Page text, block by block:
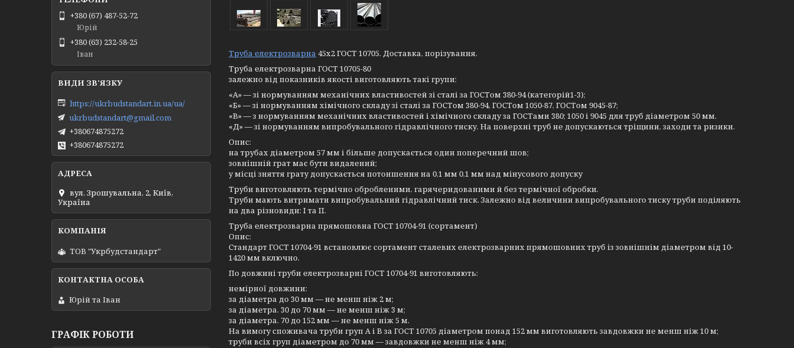
Труба електрозварна 45х2 ГОСТ 10705. Доставка, порізування.
Труба електрозварна ГОСТ 10705-80
залежно від показників якості виготовляють такі групи:
«А» — зі нормуванням механічних властивостей зі сталі за ГОСТом 380-94 (категорій1-3);
«Б» — зі нормуванням хімічного складу зі сталі за ГОСТом 380-94, ГОСТом 1050-87, ГОСТом 9045-87;
«В» — з нормуванням механічних властивостей і хімічного складу за ГОСТами 380; 1050 і 9045 для труб діаметром 50 мм.
«Д» — зі нормуванням випробувального гідравлічного тиску. На поверхні труб не допускаються тріщини, заходи та ризики.
Опис:
на трубах діаметром 57 мм і більше допускається один поперечний шов;
зовнішній грат має бути видалений;
у місці зняття грату допускається потоншення на 0,1 мм 0,1 мм над мінусового допуску
Труби виготовляють термічно обробленими, гарячеридованими й без термічної обробки.
Труби мають витримати випробувальний гідравлічний тиск. Залежно від величини випробувального тиску труби поділяють
на два різновиди: I та II.
Труба електрозварна прямошовна ГОСТ 10704-91 (сортамент)
Опис:
Стандарт ГОСТ 10704-91 встановлює сортамент сталевих електрозварних прямошовних труб із зовнішнім діаметром від 10-
1420 мм включно.
По довжині труби електрозварні ГОСТ 10704-91 виготовляють:
немірної довжини:
за діаметра до 30 мм — не менш ніж 2 м;
за діаметра. 30 до 70 мм — не менш ніж 3 м;
за діаметра. 70 до 152 мм — не менш ніж 5 м.
На вимогу споживача труби груп А і В за ГОСТ 10705 діаметром понад 152 мм виготовляють завдовжки не менш ніж 10 м;
труби всіх груп діаметром до 70 мм — завдовжки не менш ніж 4 мм;
+380 (67) 487-52-72
Юрій
+380 (63) 232-58-25
Іван
https://ukrbudstandart.in.ua/ua/
ukrbudstandart@gmail.com
+380674875272
+380674875272
вул. Зрошувальна, 2, Київ,
Україна
ТОВ "Укрбудстандарт"
Юрій та Іван
ГРАФІК РОБОТИ